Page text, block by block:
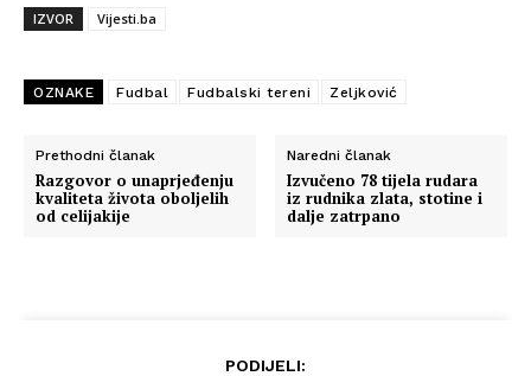
IZVOR Vijesti.ba
OZNAKE Fudbal Fudbalski tereni Zeljković
Prethodni članak
Razgovor o unaprjeđenju
kvaliteta života oboljelih
od celijakije
Naredni članak
Izvučeno 78 tijela rudara
iz rudnika zlata, stotine i
dalje zatrpano
PODIJELI: